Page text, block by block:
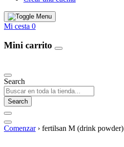
Mi cesta 0
Mini carrito
Search
Search
Comenzar › fertilsan M (drink powder)